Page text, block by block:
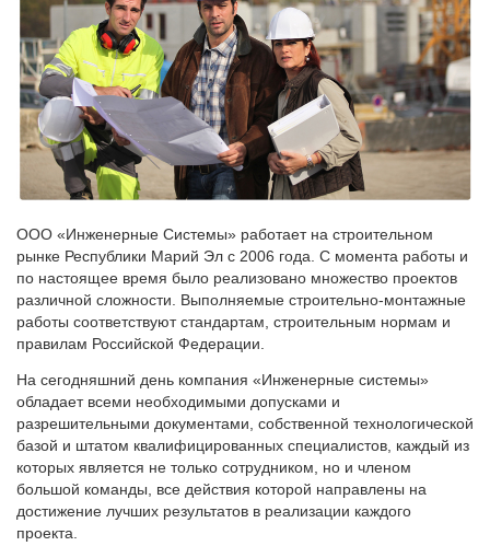
ООО «Инженерные Системы» работает на строительном
рынке Республики Марий Эл с 2006 года. С момента работы и
по настоящее время было реализовано множество проектов
различной сложности. Выполняемые строительно-монтажные
работы соответствуют стандартам, строительным нормам и
правилам Российской Федерации.
На сегодняшний день компания «Инженерные системы»
обладает всеми необходимыми допусками и
разрешительными документами, собственной технологической
базой и штатом квалифицированных специалистов, каждый из
которых является не только сотрудником, но и членом
большой команды, все действия которой направлены на
достижение лучших результатов в реализации каждого
проекта.